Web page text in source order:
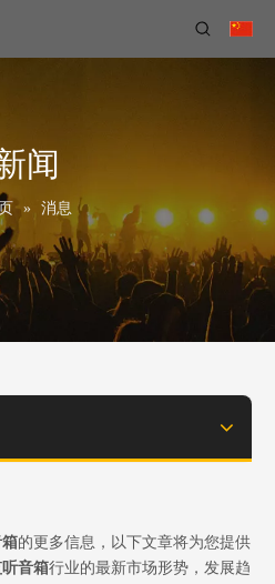
闻
» 消息
的更多信息，以下文章将为您提供
音箱行业的最新市场形势，发展趋